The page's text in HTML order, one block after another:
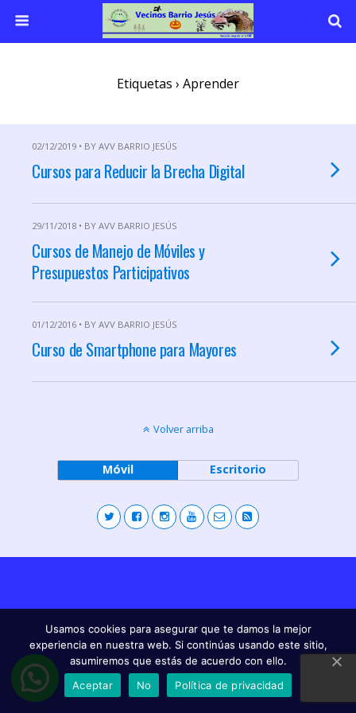
Etiquetas › Aprender
02/12/2019 • BY AVV BARRIO JESÚS
Cursos para Reducir la Brecha Digital
29/11/2018 • BY AVV BARRIO JESÚS
Cursos de Manejo de Móviles y
Presupuestos Participativos
01/12/2016 • BY AVV BARRIO JESÚS
Curso de Smartphone para Mayores
Volver arriba
Móvil Escritorio
Usamos cookies para asegurar que te damos la mejor
experiencia en nuestra web. Si continúas usando este sitio,
asumiremos que estás de acuerdo con ello.
Aceptar
No Política de privacidad